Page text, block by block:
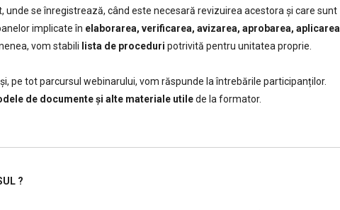
unde se înregistrează, când este necesară revizuirea acestora și care sunt
implicate în elaborarea, verificarea, avizarea, aprobarea, aplicarea
vom stabili lista de proceduri potrivită pentru unitatea proprie.
pe tot parcursul webinarului, vom răspunde la întrebările participanților.
de documente și alte materiale utilede la formator.
?